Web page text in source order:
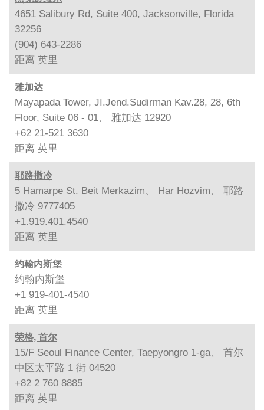
4651 Salibury Rd, Suite 400, Jacksonville, Florida
32256
(904) 643-2286
距离 英里
雅加达
Mayapada Tower, JI.Jend.Sudirman Kav.28, 28, 6th
Floor, Suite 06 - 01、 雅加达 12920
+62 21-521 3630
距离 英里
耶路撒冷
5 Hamarpe St. Beit Merkazim、 Har Hozvim、 耶路
撒冷 9777405
+1.919.401.4540
距离 英里
约翰内斯堡
约翰内斯堡
+1 919-401-4540
距离 英里
荣格, 首尔
15/F Seoul Finance Center, Taepyongro 1-ga、 首尔
中区太平路 1 街 04520
+82 2 760 8885
距离 英里